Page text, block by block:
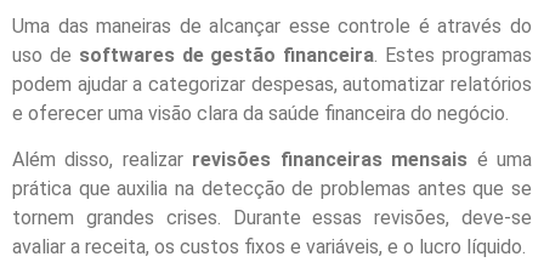
Uma das maneiras de alcançar esse controle é através do
uso de softwares de gestão financeira. Estes programas
podem ajudar a categorizar despesas, automatizar relatórios
e oferecer uma visão clara da saúde financeira do negócio.
Além disso, realizar revisões financeiras mensais é uma
prática que auxilia na detecção de problemas antes que se
tornem grandes crises. Durante essas revisões, deve-se
avaliar a receita, os custos fixos e variáveis, e o lucro líquido.